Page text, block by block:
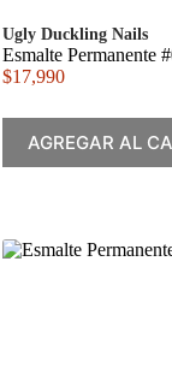
Ugly Duckling Nails
Esmalte Permanente
$17,990
AGREGAR AL